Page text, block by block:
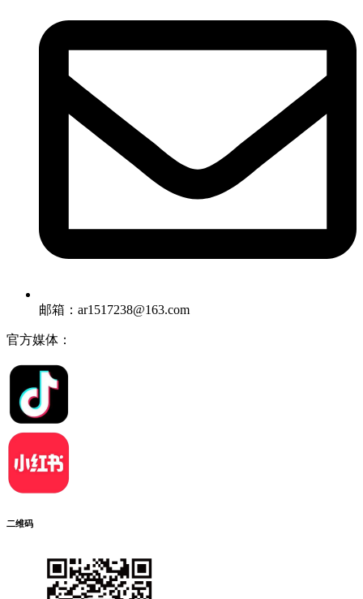
邮箱：ar1517238@163.com
官方媒体：
二维码